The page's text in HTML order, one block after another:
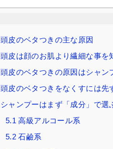
頭皮のベタつきの主な原因
頭皮は顔のお肌より繊細な事を
頭皮のベタつきの原因はシャン
頭皮のベタつきをなくすには先
シャンプーはまず「成分」で選
5.1 高級アルコール系
5.2 石鹼系